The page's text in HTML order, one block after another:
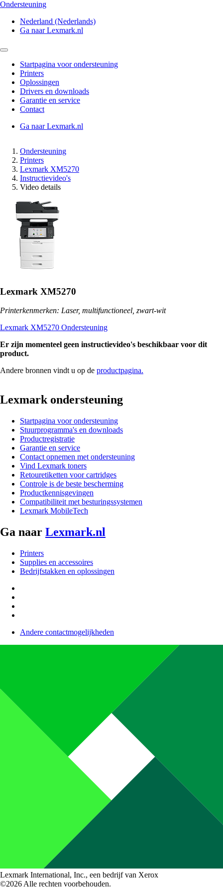
Ondersteuning
Nederland (Nederlands)
Ga naar Lexmark.nl
Startpagina voor ondersteuning
Printers
Oplossingen
Drivers en downloads
Garantie en service
Contact
Ga naar Lexmark.nl
Ondersteuning
Printers
Lexmark XM5270
Instructievideo's
Video details
Lexmark XM5270
Printerkenmerken: Laser, multifunctioneel, zwart-wit
Lexmark XM5270 Ondersteuning
Er zijn momenteel geen instructievideo's beschikbaar voor dit
product.
Andere bronnen vindt u op de productpagina.
Lexmark ondersteuning
Startpagina voor ondersteuning
Stuurprogramma's en downloads
Productregistratie
Garantie en service
Contact opnemen met ondersteuning
Vind Lexmark toners
Retouretiketten voor cartridges
Controle is de beste bescherming
Productkennisgevingen
Compatibiliteit met besturingssystemen
Lexmark MobileTech
Ga naar Lexmark.nl
Printers
Supplies en accessoires
Bedrijfstakken en oplossingen
Andere contactmogelijkheden
Lexmark International, Inc., een bedrijf van Xerox
©2026 Alle rechten voorbehouden.